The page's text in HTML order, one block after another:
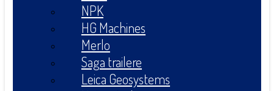
NPK
HG Machines
Merlo
Saga trailere
Leica Geosystems